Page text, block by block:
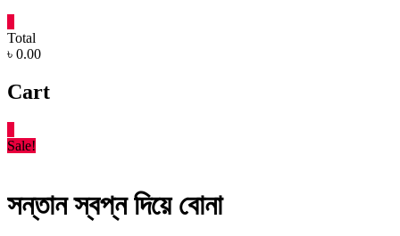
Total
৳ 0.00
Cart
Sale!
সন্তান স্বপ্ন দিয়ে বোনা